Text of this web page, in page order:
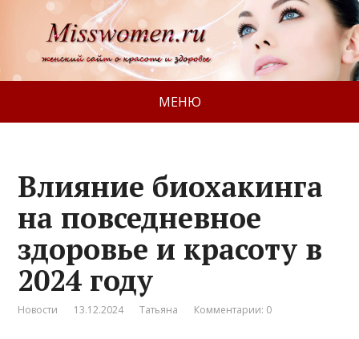
МЕНЮ
Влияние биохакинга
на повседневное
здоровье и красоту в
2024 году
Новости 13.12.2024 Татьяна Комментарии: 0